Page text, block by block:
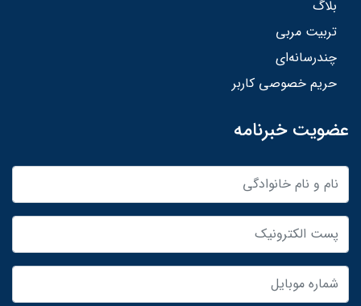
بلاگ
تربیت مربی
چندرسانه‌ای
حریم خصوصی کاربر
عضویت خبرنامه